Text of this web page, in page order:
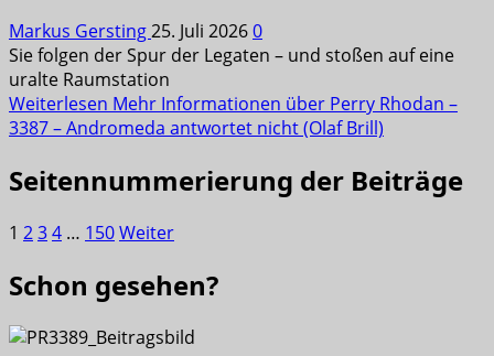
Markus Gersting25. Juli 20260
Sie folgen der Spur der Legaten – und stoßen auf eine
uralte Raumstation
Weiterlesen Mehr Informationen über Perry Rhodan –
3387 – Andromeda antwortet nicht (Olaf Brill)
Seitennummerierung der Beiträge
1 234 … 150Weiter
Schon gesehen?